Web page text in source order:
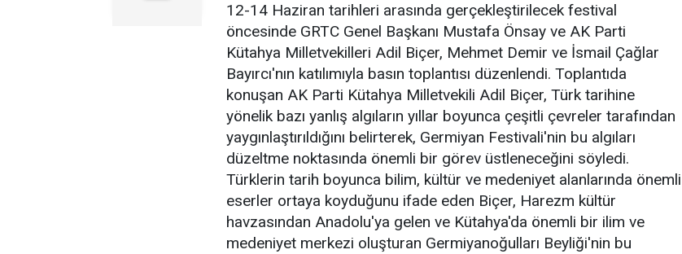
12-14 Haziran tarihleri arasında gerçekleştirilecek festival
öncesinde GRTC Genel Başkanı Mustafa Önsay ve AK Parti
Kütahya Milletvekilleri Adil Biçer, Mehmet Demir ve İsmail Çağlar
Bayırcı'nın katılımıyla basın toplantısı düzenlendi. Toplantıda
konuşan AK Parti Kütahya Milletvekili Adil Biçer, Türk tarihine
yönelik bazı yanlış algıların yıllar boyunca çeşitli çevreler tarafından
yaygınlaştırıldığını belirterek, Germiyan Festivali'nin bu algıları
düzeltme noktasında önemli bir görev üstleneceğini söyledi.
Türklerin tarih boyunca bilim, kültür ve medeniyet alanlarında önemli
eserler ortaya koyduğunu ifade eden Biçer, Harezm kültür
havzasından Anadolu'ya gelen ve Kütahya'da önemli bir ilim ve
medeniyet merkezi oluşturan Germiyanoğulları Beyliği'nin bu